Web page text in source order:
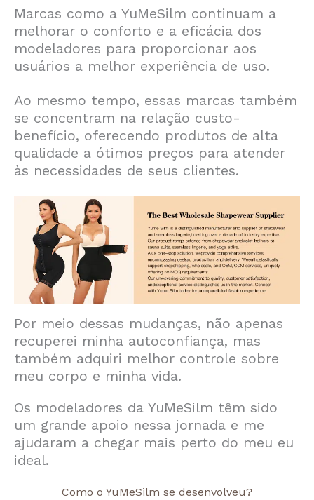
Marcas como a YuMeSilm continuam a
melhorar o conforto e a eficácia dos
modeladores para proporcionar aos
usuários a melhor experiência de uso.
Ao mesmo tempo, essas marcas também
se concentram na relação custo-
benefício, oferecendo produtos de alta
qualidade a ótimos preços para atender
às necessidades de seus clientes.
Por meio dessas mudanças, não apenas
recuperei minha autoconfiança, mas
também adquiri melhor controle sobre
meu corpo e minha vida.
Os modeladores da YuMeSilm têm sido
um grande apoio nessa jornada e me
ajudaram a chegar mais perto do meu eu
ideal.
Como o YuMeSilm se desenvolveu?